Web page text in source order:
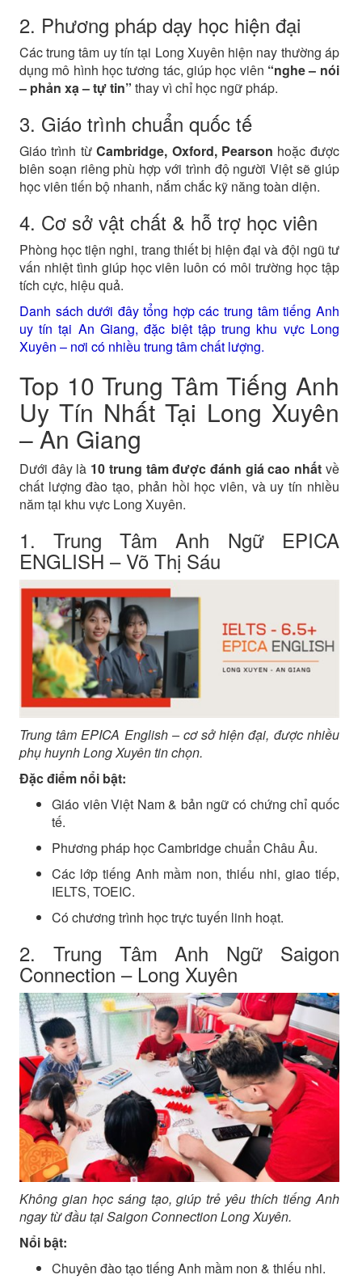
2. Phương pháp dạy học hiện đại
Các trung tâm uy tín tại Long Xuyên hiện nay thường áp
dụng mô hình học tương tác, giúp học viên “nghe – nói
– phản xạ – tự tin” thay vì chỉ học ngữ pháp.
3. Giáo trình chuẩn quốc tế
Giáo trình từCambridge, Oxford, Pearson hoặc được
biên soạn riêng phù hợp với trình độ người Việt sẽ giúp
học viên tiến bộ nhanh, nắm chắc kỹ năng toàn diện.
4. Cơ sở vật chất & hỗ trợ học viên
Phòng học tiện nghi, trang thiết bị hiện đại và đội ngũ tư
vấn nhiệt tình giúp học viên luôn có môi trường học tập
tích cực, hiệu quả.
Danh sách dưới đây tổng hợp các trung tâm tiếng Anh
uy tín tại An Giang, đặc biệt tập trung khu vực Long
Xuyên – nơi có nhiều trung tâm chất lượng.
Top 10 Trung Tâm Tiếng Anh
Uy Tín Nhất Tại Long Xuyên
– An Giang
Dưới đây là 10 trung tâm được đánh giá cao nhất về
chất lượng đào tạo, phản hồi học viên, và uy tín nhiều
năm tại khu vực Long Xuyên.
1. Trung Tâm Anh Ngữ EPICA
ENGLISH – Võ Thị Sáu
Trung tâm EPICA English – cơ sở hiện đại, được nhiều
phụ huynh Long Xuyên tin chọn.
Đặc điểm nổi bật:
Giáo viên Việt Nam & bản ngữ có chứng chỉ quốc
tế.
Phương pháp học Cambridge chuẩn Châu Âu.
Các lớp tiếng Anh mầm non, thiếu nhi, giao tiếp,
IELTS, TOEIC.
Có chương trình học trực tuyến linh hoạt.
2. Trung Tâm Anh Ngữ Saigon
Connection – Long Xuyên
Không gian học sáng tạo, giúp trẻ yêu thích tiếng Anh
ngay từ đầu tại Saigon Connection Long Xuyên.
Nổi bật:
Chuyên đào tạo tiếng Anh mầm non & thiếu nhi.